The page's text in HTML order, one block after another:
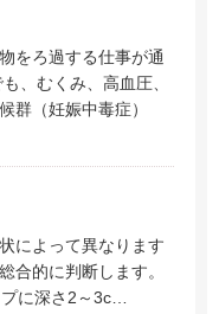
をろ過する仕事が通
、むくみ、高血圧、
群（妊娠中毒症）
によって異なります
合的に判断します。
に深さ2～3c…